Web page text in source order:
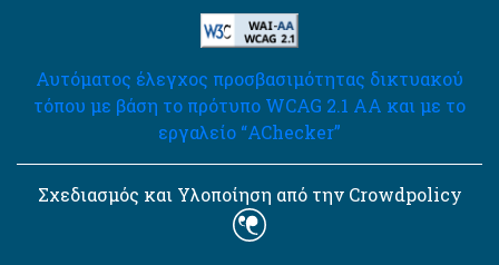
Αυτόματος έλεγχος προσβασιμότητας δικτυακού
τόπου με βάση το πρότυπο WCAG 2.1 AA και με το
εργαλείο “AChecker”
Σχεδιασμός και Υλοποίηση από την Crowdpolicy